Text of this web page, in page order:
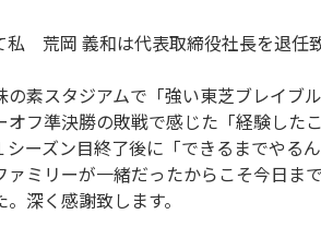
荒岡 義和は代表取締役社長を退任致
の素スタジアムで「強い東芝ブレイブ
フ準決勝の敗戦で感じた「経験した
ーズン目終了後に「できるまでやる
ミリーが一緒だったからこそ今日ま
深く感謝致します。